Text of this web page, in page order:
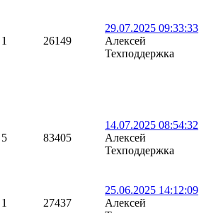
1 26149
29.07.2025 09:33:33
Алексей
Техподдержка
5 83405
14.07.2025 08:54:32
Алексей
Техподдержка
1 27437
25.06.2025 14:12:09
Алексей